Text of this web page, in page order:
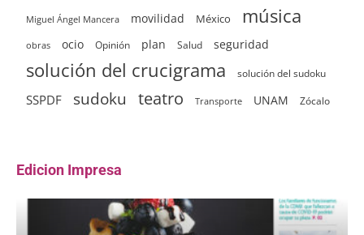
Miguel Ángel Mancera movilidad México música
obras ocio Opinión plan Salud seguridad
solución del crucigrama solución del sudoku
SSPDF sudoku teatro Transporte UNAM Zócalo
Edicion Impresa